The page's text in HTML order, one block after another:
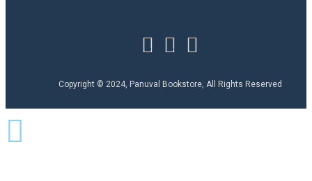
Copyright © 2024, Panuval Bookstore, All Rights Reserved